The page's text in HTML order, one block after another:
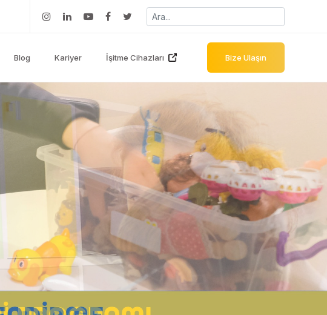
Blog Kariyer İşitme Cihazları Bize Ulaşın